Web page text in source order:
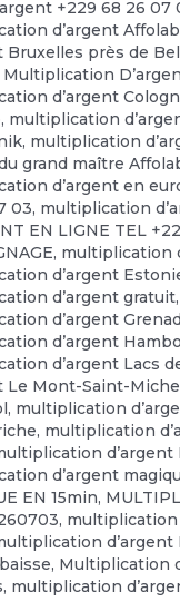
+229 68 26 07
d’argent
Bruxelles près de
Multiplication
d’argent
, multiplication
, multiplication
grand maître
d’argent en
03, multiplication
EN LIGNE TEL
, multiplication
d’argent
d’argent gratuit,
d’argent
d’argent
d’argent Lacs
Le Mont-Saint-
, multiplication
, multiplication
d’argent
d’argent
EN 15min,
, multiplication
d’argent
, Multiplication
, multiplication